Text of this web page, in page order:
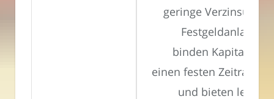
geringe Verzinsung.
Festgeldanlagen
binden Kapital für
einen festen Zeitraum
und bieten leicht